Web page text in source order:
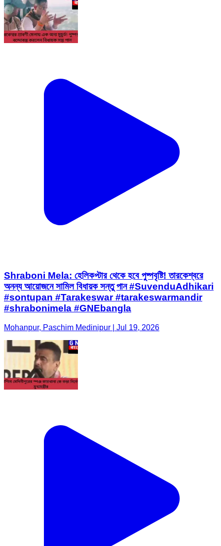
Shraboni Mela: হেলিকপ্টার থেকে হবে পুষ্পবৃষ্টি! তারকেশ্বরে
অনন্য আয়োজনে সামিল বিধায়ক সন্তু পান #SuvenduAdhikari
#sontupan #Tarakeswar #tarakeswarmandir
#shrabonimela #GNEbangla
Mohanpur, Paschim Medinipur | Jul 19, 2026